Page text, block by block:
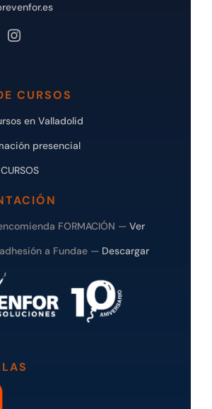
CURSOS
en Valladolid
presencial
FORMACIÓN — Ver
a Fundae — Descargar